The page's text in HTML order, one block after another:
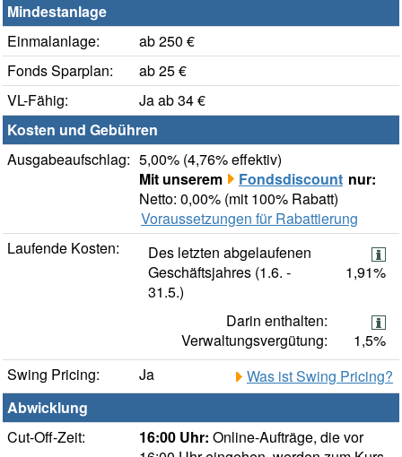
Mindestanlage
Einmalanlage:
ab 250 €
Fonds Sparplan:
ab 25 €
VL-Fähig:
Ja ab 34 €
Kosten und Gebühren
Ausgabeaufschlag: 5,00% (4,76% effektiv)
Mit unserem
Fondsdiscount nur:
Netto: 0,00% (mit 100% Rabatt)
Voraussetzungen für Rabattierung
Laufende Kosten:
Des letzten abgelaufenen
Geschäftsjahres (1.6. -
31.5.)
1,91%
Darin enthalten:
Verwaltungsvergütung:
1,5%
Swing Pricing:
Ja
Was ist Swing Pricing?
Abwicklung
Cut-Off-Zeit:
16:00 Uhr: Online-Aufträge, die vor